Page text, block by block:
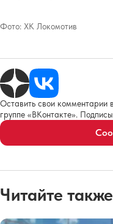
Фото: ХК Локомотив
Оставить свои
группе «ВКонтакте».
Читайте также